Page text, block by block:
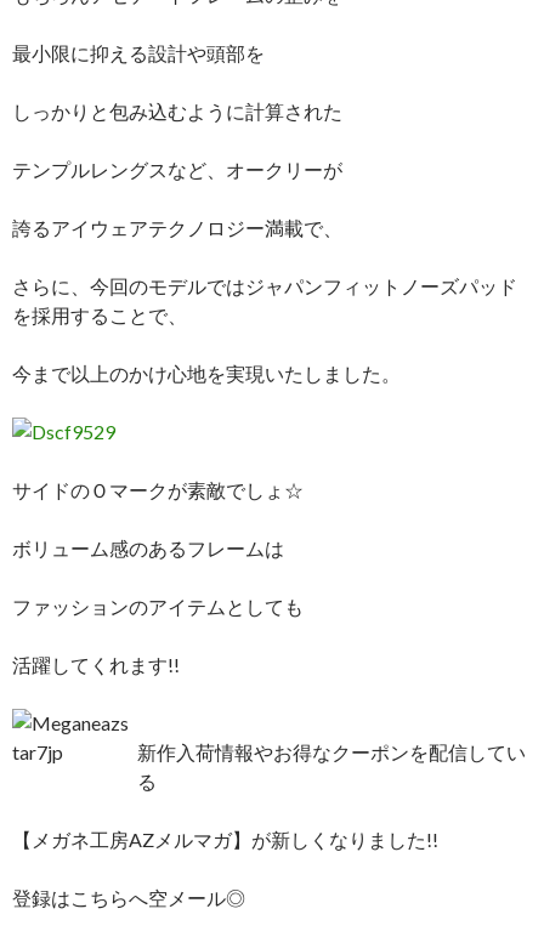
最小限に抑える設計や頭部を
しっかりと包み込むように計算された
テンプルレングスなど、オークリーが
誇るアイウェアテクノロジー満載で、
さらに、今回のモデルではジャパンフィットノーズパッド
を採用することで、
今まで以上のかけ心地を実現いたしました。
サイドのＯマークが素敵でしょ☆
ボリューム感のあるフレームは
ファッションのアイテムとしても
活躍してくれます!!
新作入荷情報やお得なクーポンを配信してい
る
【メガネ工房AZメルマガ】が新しくなりました!!
登録はこちらへ空メール◎